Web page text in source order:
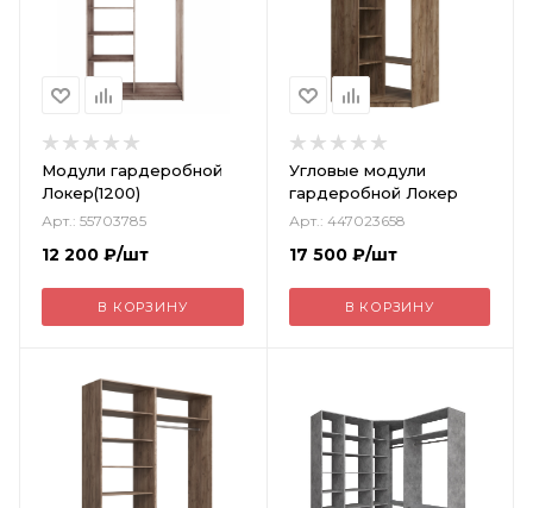
Модули гардеробной
Локер(1200)
Арт.: 55703785
12 200 ₽/шт
В КОРЗИНУ
Угловые модули
гардеробной Локер
Арт.: 447023658
17 500₽/шт
В КОРЗИНУ